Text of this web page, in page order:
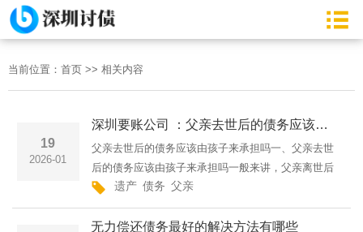
当前位置： 首页 >> 相关内容
19
2026-01
深圳要账公司 ：父亲去世后的债务应该由孩子来承担吗
父亲去世后的债务应该由孩子来承担吗一、父亲去世
后的债务应该由孩子来承担吗一般来讲，父亲离世后
所欠的债务通常由他的遗产来进行清偿。倘若父亲留
有遗产，并且这些遗产足够偿还债务，那么作为继承
人的孩子，只需在···
遗产 债务 父亲
无力偿还债务最好的解决方法有哪些